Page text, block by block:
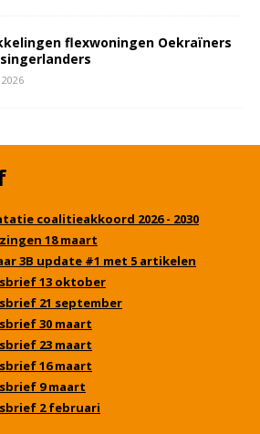
flexwoningen Oekraïners
coalitieakkoord 2026 - 2030
18 maart
3B update #1 met 5 artikelen
13 oktober
21 september
30 maart
23 maart
16 maart
9 maart
2 februari